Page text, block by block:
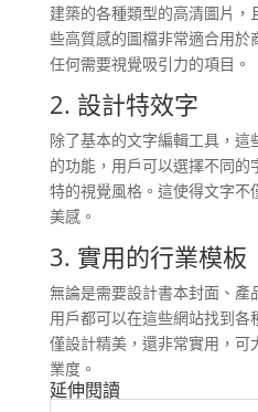
建築的各種類型的高清圖片
些高質感的圖檔非常適合用於
任何需要視覺吸引力的項目。
2. 設計特效字
除了基本的文字編輯工具，這
的功能，用戶可以選擇不同
特的視覺風格。這使得文字不
美感。
3. 實用的行業模板
無論是需要設計書本封面、產
用戶都可以在這些網站找到
僅設計精美，還非常實用，可
業度。
延伸閱讀